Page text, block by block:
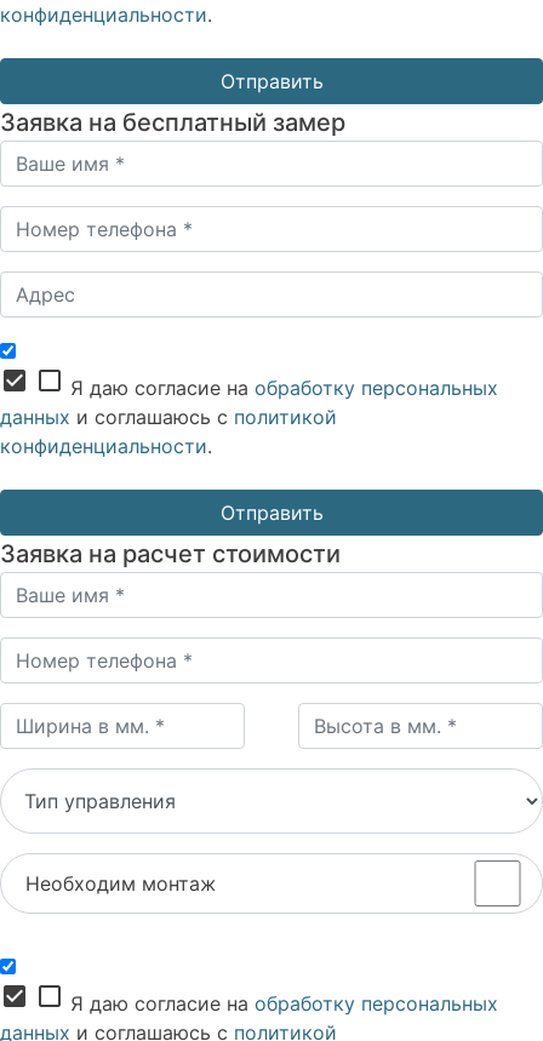
конфиденциальности.
Заявка на бесплатный замер
check_box check_box_outline_blank Я даю согласие на обработку персональных
данных и соглашаюсь с политикой
конфиденциальности.
Заявка на расчет стоимости
Необходим монтаж
check_box check_box_outline_blank Я даю согласие на обработку персональных
данных и соглашаюсь с политикой